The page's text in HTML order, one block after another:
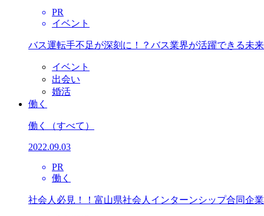
PR
イベント
バス運転手不足が深刻に！？バス業界が活躍できる未
イベント
出会い
婚活
働く
働く （すべて）
2022.09.03
PR
働く
社会人必見！！富山県社会人インターンシップ合同企